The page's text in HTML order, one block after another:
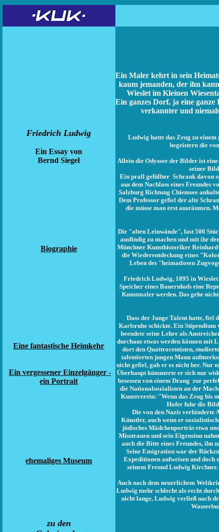
Friedrich Ludwig
Ein Essay von
Bernd Siegel
Biographie
Eine fantastische Heimkehr
Ein vergessener Einzelgänger -
ein Portrait
ehemaliges Museum
zu den
Ein Maler kehrt in sein
kaum jemanden, der ihn
Wieslet im Kleinen
Ein ganzes Dorf, ja eine
verkannter und
Ludwig hatte das Zeug zu
begeistern die
Allein die Odyssee der Bilder ist
seiner
Ein prall gefüllter Schrank davon
aus dem Nachlass eines Freundes
Salzburg Richtung Chiemsee
Dem Professor gefiel der alte
die müsse man erst ausräumen.
Die "alten Leinwände", fast 500
ausfindig zu machen und mit ihr
Münchner Kunsthistoriker Reinhard
die Wiederentdeckung eines
Leben des "heimatlosen
Friedrich Ludwig, 1895 in Wieslet
Speicher eines Bauernhofs eine
Kunstmaler werden. Das gehe
Dass der Junge Talent hatte, fiel
Karlsruhe schickte. Ein Stipendium
beendete seine Lehre als
durchaus etwas werden können mit
dort den Quattrocentisten,
talentierten jungen Mann
nicht gefiel, gab er es nicht her. Nur
Überhaupt kümmerte er sich nur
besessen von einem Drang zur
die Nationalsozialisten an der
Kunstverein: "Wenn das Zeug bis
Hofer fuhr die
Die von den Nazis verhinderte
Künstler, auch wenn er
jüdisches Mädchenporträt etwa
Misstrauen und sein Eigensinn
auch die Bitte eines Freundes, ihn
Seine Emigration war der
Expeditionen aufweisen und doch
seinem Freund Ludwig
Auch nach dem neuerlichem
Ludwig mehr schlecht als recht
nicht lange, Ludwig verließ nach